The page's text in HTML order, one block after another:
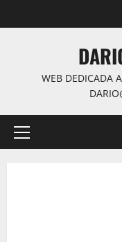
al
WEB DEDICADA
Menú